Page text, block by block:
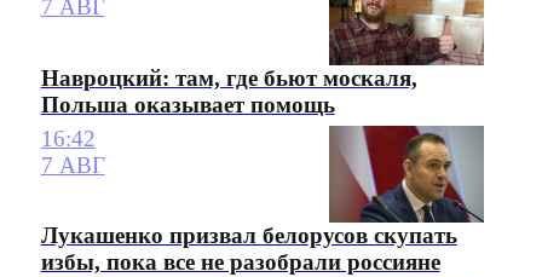
7 АВГ
Навроцкий: там, где бьют москаля,
Польша оказывает помощь
16:42
7 АВГ
Лукашенко призвал белорусов скупать
избы, пока все не разобрали россияне